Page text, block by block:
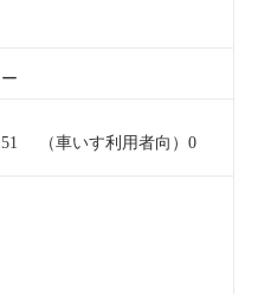
ー
51 （車いす利用者向）0